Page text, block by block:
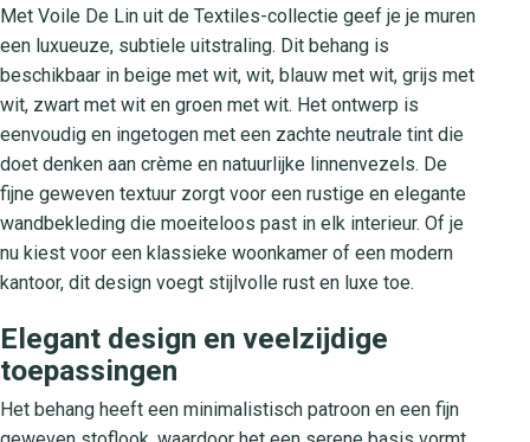
Met Voile De Lin uit de Textiles-collectie geef je je muren
een luxueuze, subtiele uitstraling. Dit behang is
beschikbaar in beige met wit, wit, blauw met wit, grijs met
wit, zwart met wit en groen met wit. Het ontwerp is
eenvoudig en ingetogen met een zachte neutrale tint die
doet denken aan crème en natuurlijke linnenvezels. De
fijne geweven textuur zorgt voor een rustige en elegante
wandbekleding die moeiteloos past in elk interieur. Of je
nu kiest voor een klassieke woonkamer of een modern
kantoor, dit design voegt stijlvolle rust en luxe toe.
Elegant design en veelzijdige
toepassingen
Het behang heeft een minimalistisch patroon en een fijn